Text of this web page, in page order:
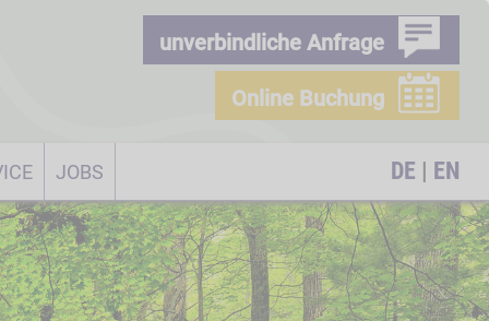
unverbindliche Anfrage
Online Buchung
DE | EN
JOBS